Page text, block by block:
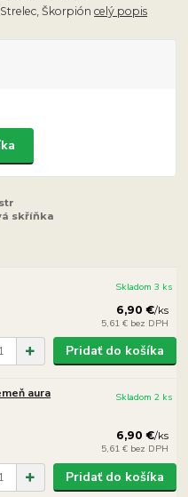
Škorpióncelý popis
skříňka
6,90 €/ks
5,61 € bez DPH
Skladom 3 ks
Pridať do košíka
aura
6,90 €/ks
5,61 € bez DPH
Skladom 2 ks
Pridať do košíka